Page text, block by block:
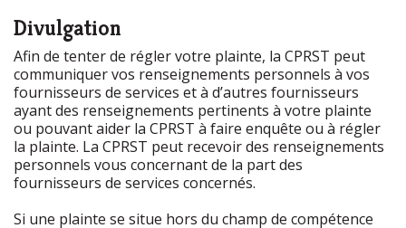
Divulgation
Afin de tenter de régler votre plainte, la CPRST peut
communiquer vos renseignements personnels à vos
fournisseurs de services et à d’autres fournisseurs
ayant des renseignements pertinents à votre plainte
ou pouvant aider la CPRST à faire enquête ou à régler
la plainte. La CPRST peut recevoir des renseignements
personnels vous concernant de la part des
fournisseurs de services concernés.
Si une plainte se situe hors du champ de compétence